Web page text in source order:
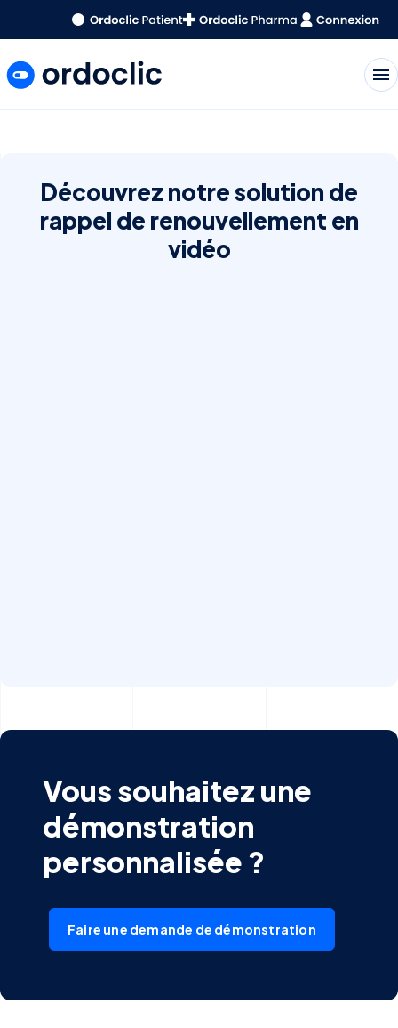
menu
Découvrez notre solution de
rappel de renouvellement en
vidéo
Vous souhaitez une
démonstration
personnalisée ?
Faire une demande de démonstration